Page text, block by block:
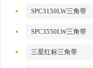
SPC3150LW三角带
SPC3550LW三角带
三星红标三角带